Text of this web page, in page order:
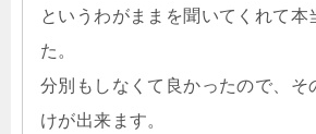
というわがままを聞いてくれて本
た。
分別もしなくて良かったので、そ
けが出来ます。